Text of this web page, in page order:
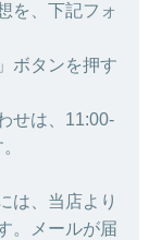
を、下記フォ
ボタンを押す
せは、11:00-
は、当店より
。メールが届